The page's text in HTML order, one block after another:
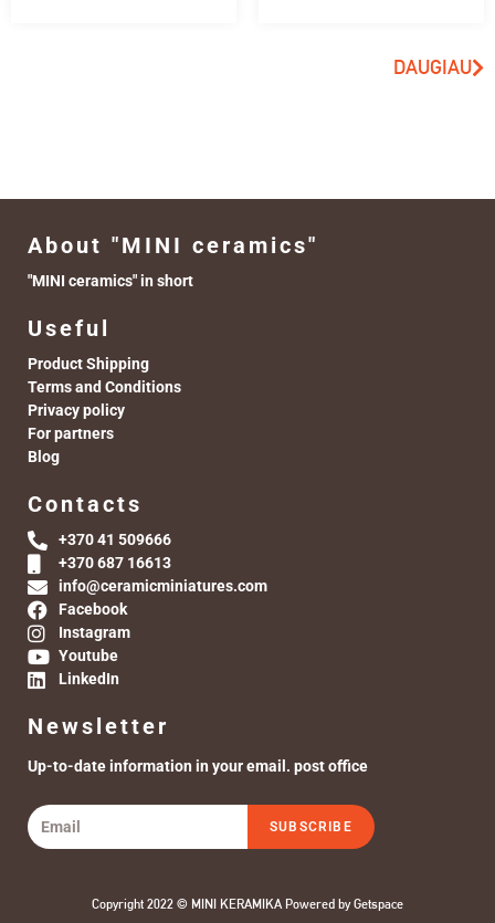
DAUGIAU
About "MINI ceramics"
"MINI ceramics" in short
Useful
Product Shipping
Terms and Conditions
Privacy policy
For partners
Blog
Contacts
+370 41 509666
+370 687 16613
info@ceramicminiatures.com
Facebook
Instagram
Youtube
LinkedIn
Newsletter
Up-to-date information in your email. post office
SUBSCRIBE
Copyright 2022 © MINI KERAMIKA Powered byGetspace